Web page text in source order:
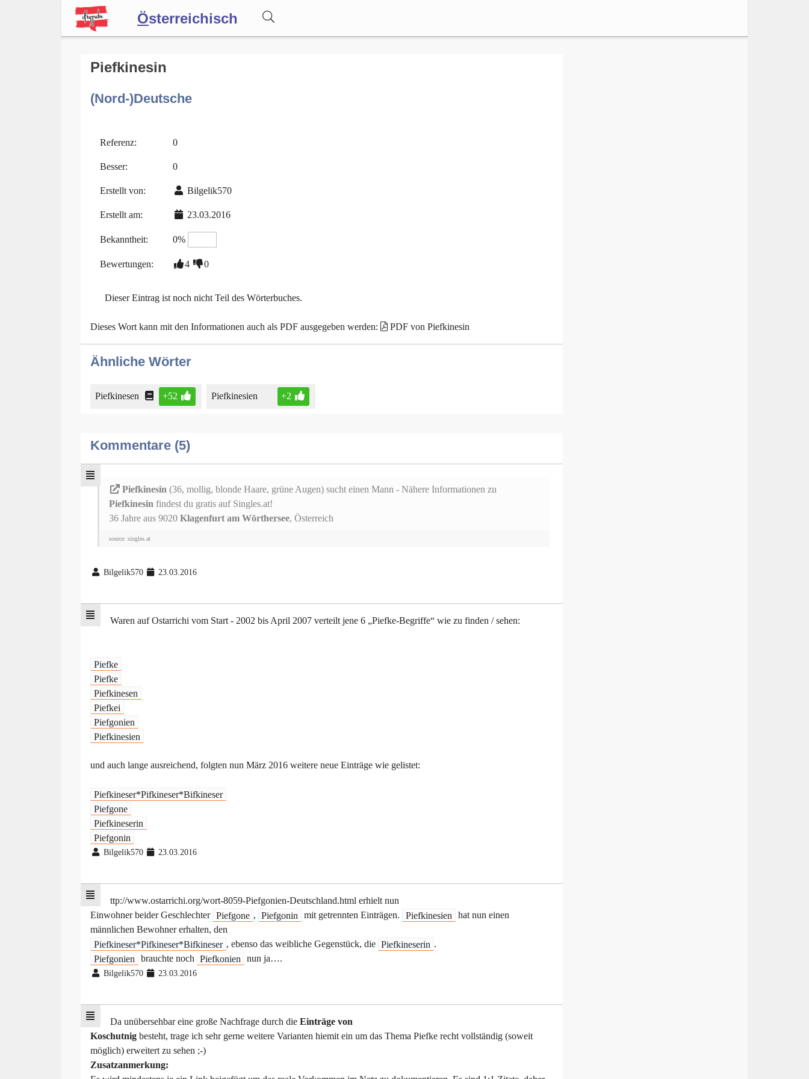
Österreichisch
Forum
Blog
Piefkinesin
(Nord-)Deutsche
Referenz: 0
Besser: 0
Erstellt von: Bilgelik570
Erstellt am: 23.03.2016
Bekanntheit: 0%
Bewertungen: 4 0
Dieser Eintrag ist noch nicht Teil des Wörterbuches.
Dieses Wort kann mit den Informationen auch als PDF ausgegeben werden: PDF von Piefkinesin
Ähnliche Wörter
Piefkinesen +52 Piefkinesien +2
Kommentare (5)
Piefkinesin (36, mollig, blonde Haare, grüne Augen) sucht einen Mann - Nähere Informationen zu
Piefkinesin findest du gratis auf Singles.at!
36 Jahre aus 9020 Klagenfurt am Wörthersee, Österreich
source: singles.at
Bilgelik570 23.03.2016
Waren auf Ostarrichi vom Start - 2002 bis April 2007 verteilt jene 6 „Piefke-Begriffe“ wie zu finden / sehen:
Piefke
Piefke
Piefkinesen
Piefkei
Piefgonien
Piefkinesien
und auch lange ausreichend, folgten nun März 2016 weitere neue Einträge wie gelistet:
Piefkineser*Pifkineser*Bifkineser
Piefgone
Piefkineserin
Piefgonin
Bilgelik570 23.03.2016
ttp://www.ostarrichi.org/wort-8059-Piefgonien-Deutschland.html erhielt nun
Einwohner beider Geschlechter Piefgone , Piefgonin mit getrennten Einträgen. Piefkinesien
hat nun einen
männlichen Bewohner erhalten, den
Piefkineser*Pifkineser*Bifkineser , ebenso das weibliche Gegenstück, die Piefkineserin .
Piefgonien
brauchte noch Piefkonien nun ja….
Bilgelik570 23.03.2016
Da unübersehbar eine große Nachfrage durch die Einträge von
Koschutnig besteht, trage ich sehr gerne weitere Varianten hiemit ein um das Thema Piefke recht vollständig (soweit
möglich) erweitert zu sehen ;-)
Zusatzanmerkung: